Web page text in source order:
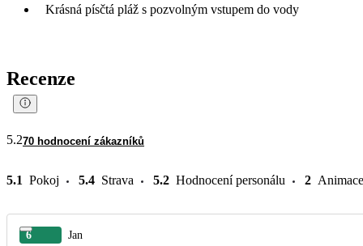
Krásná písčtá pláž s pozvolným vstupem do vody
Recenze
5.270 hodnocení zákazníků
5.1 Pokoj 5.4 Strava 5.2 Hodnocení personálu 2 Animace
6 Jan